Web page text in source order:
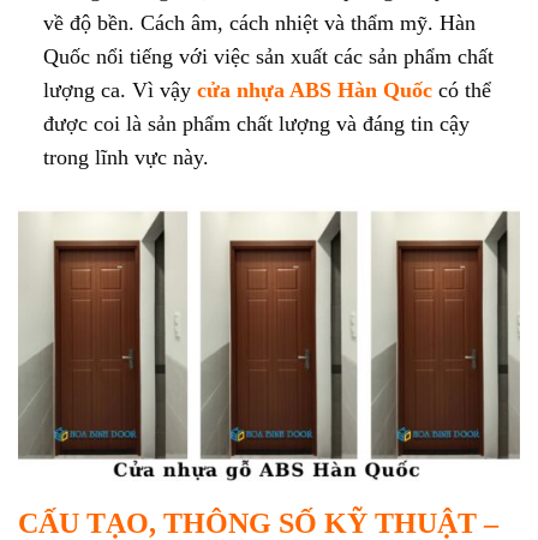
về độ bền. Cách âm, cách nhiệt và thẩm mỹ. Hàn
Quốc nổi tiếng với việc sản xuất các sản phẩm chất
lượng ca. Vì vậy cửa nhựa ABS Hàn Quốccó thể
được coi là sản phẩm chất lượng và đáng tin cậy
trong lĩnh vực này.
CẤU TẠO, THÔNG SỐ KỸ THUẬT –